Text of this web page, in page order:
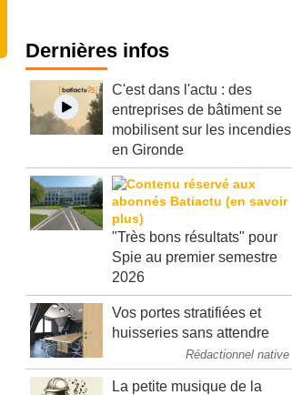
Dernières infos
C'est dans l'actu : des
entreprises de bâtiment se
mobilisent sur les incendies
en Gironde
"Très bons résultats" pour
Spie au premier semestre
2026
Vos portes stratifiées et
huisseries sans attendre
Rédactionnel native
La petite musique de la